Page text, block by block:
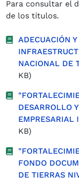
Para consultar el
de los títulos.
ADECUACIÓN
NACIONAL DE
KB)
DESARROLLO
EMPRESARIAL
KB)
FONDO
DE TIERRAS